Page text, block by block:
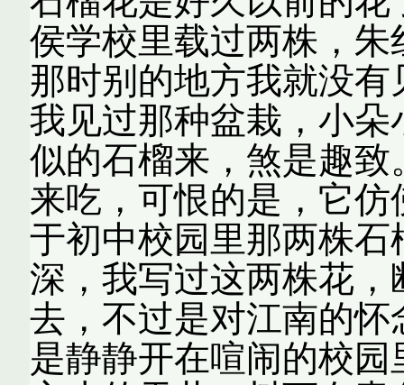
侯学校里载过两株，
那时别的地方我就没
我见过那种盆栽，小
似的石榴来，煞是趣
来吃，可恨的是，它
于初中校园里那两株
深，我写过这两株花
去，不过是对江南的
是静静开在喧闹的校